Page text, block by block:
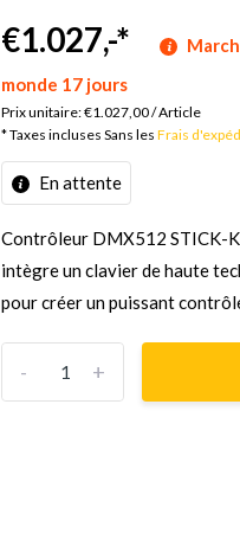
€1.027,-*
monde 17 jours
Prix unitaire:€1.027,00/Article
* Taxes incluses Sans lesFrais
En attente
Contrôleur DMX512 STICK-
intègre un clavier de haute
pour créer un puissant
+
-